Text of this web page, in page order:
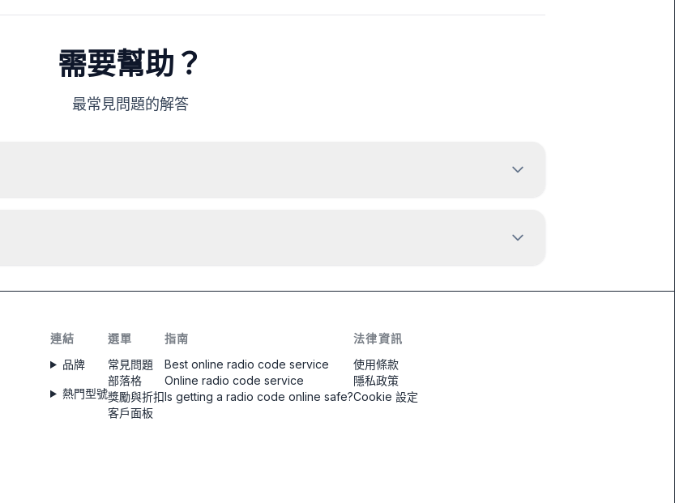
需要幫助？
最常見問題的解答
代碼將在下單後立即提供，無論是什麼時間。
連結
品牌
熱門型號
選單
常見問題
部落格
獎勵與折扣
客戶面板
指南
Best online radio code service
Online radio code service
Is getting a radio code online safe?
法律資訊
使用條款
隱私政策
Cookie 設定